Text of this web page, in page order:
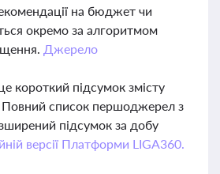
на бюджет чи
окремо за алгоритмом
Джерело
короткий підсумок змісту
Повний список першоджерел з
підсумок за добу
версії Платформи LIGA360.